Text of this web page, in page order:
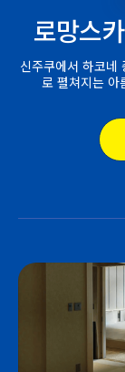
로망스
신주쿠에서 하코네
로 펼쳐지는 아